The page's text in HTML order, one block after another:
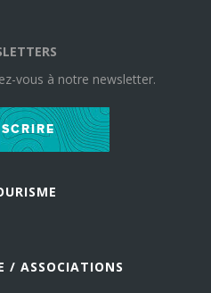
vous à notre newsletter.
/ ASSOCIATIONS